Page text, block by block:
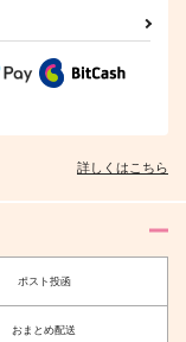
詳しくはこちら
ポスト投函
おまとめ配送